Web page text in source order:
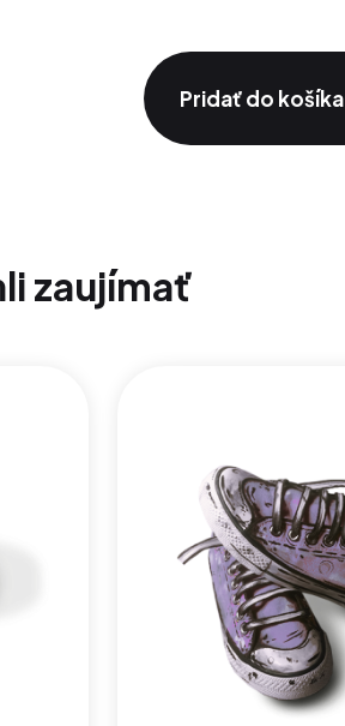
Pridať do košíka
zaujímať